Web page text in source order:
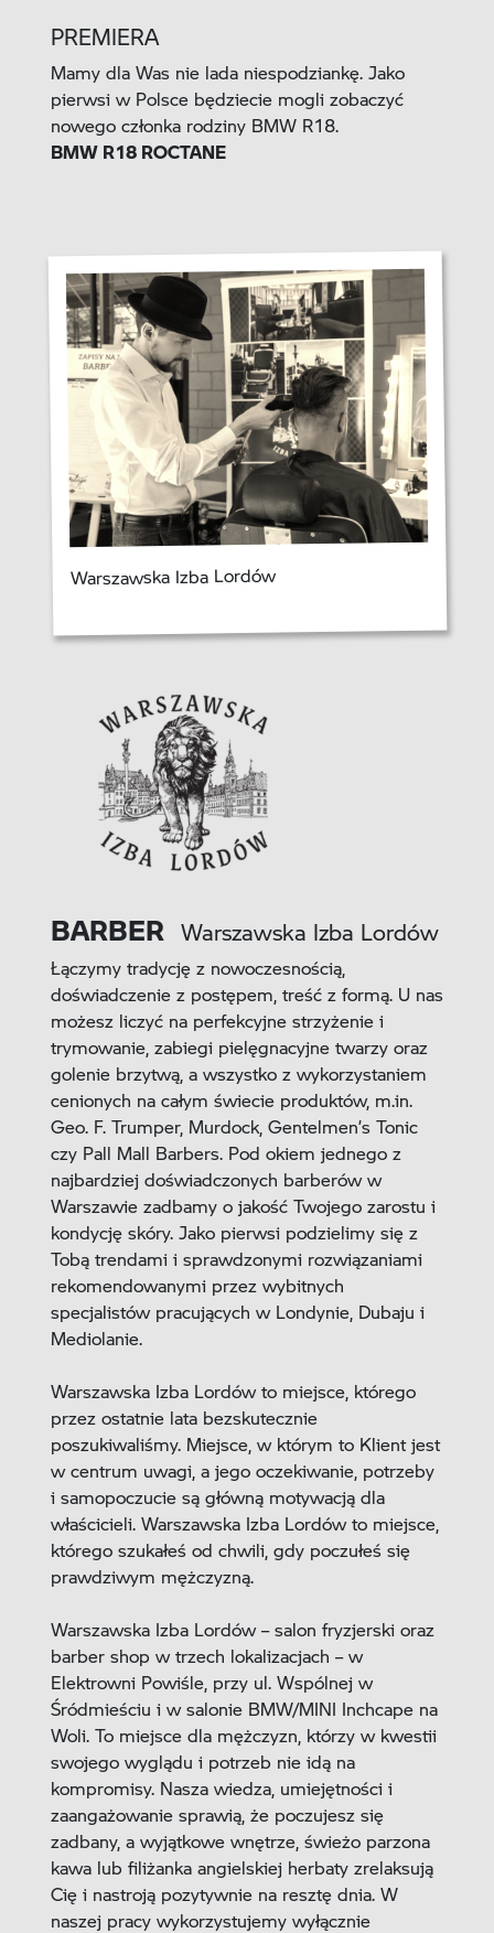
PREMIERA
Mamy dla Was nie lada niespodziankę. Jako
pierwsi w Polsce będziecie mogli zobaczyć
nowego członka rodziny BMW R18.
BMW R18 ROCTANE
Warszawska Izba Lordów
BARBER Warszawska Izba Lordów
Łączymy tradycję z nowoczesnością,
doświadczenie z postępem, treść z formą. U nas
możesz liczyć na perfekcyjne strzyżenie i
trymowanie, zabiegi pielęgnacyjne twarzy oraz
golenie brzytwą, a wszystko z wykorzystaniem
cenionych na całym świecie produktów, m.in.
Geo. F. Trumper, Murdock, Gentelmen’s Tonic
czy Pall Mall Barbers. Pod okiem jednego z
najbardziej doświadczonych barberów w
Warszawie zadbamy o jakość Twojego zarostu i
kondycję skóry. Jako pierwsi podzielimy się z
Tobą trendami i sprawdzonymi rozwiązaniami
rekomendowanymi przez wybitnych
specjalistów pracujących w Londynie, Dubaju i
Mediolanie.
Warszawska Izba Lordów to miejsce, którego
przez ostatnie lata bezskutecznie
poszukiwaliśmy. Miejsce, w którym to Klient jest
w centrum uwagi, a jego oczekiwanie, potrzeby
i samopoczucie są główną motywacją dla
właścicieli. Warszawska Izba Lordów to miejsce,
którego szukałeś od chwili, gdy poczułeś się
prawdziwym mężczyzną.
Warszawska Izba Lordów – salon fryzjerski oraz
barber shop w trzech lokalizacjach – w
Elektrowni Powiśle, przy ul. Wspólnej w
Śródmieściu i w salonie BMW/MINI Inchcape na
Woli. To miejsce dla mężczyzn, którzy w kwestii
swojego wyglądu i potrzeb nie idą na
kompromisy. Nasza wiedza, umiejętności i
zaangażowanie sprawią, że poczujesz się
zadbany, a wyjątkowe wnętrze, świeżo parzona
kawa lub filiżanka angielskiej herbaty zrelaksują
Cię i nastroją pozytywnie na resztę dnia. W
naszej pracy wykorzystujemy wyłącznie